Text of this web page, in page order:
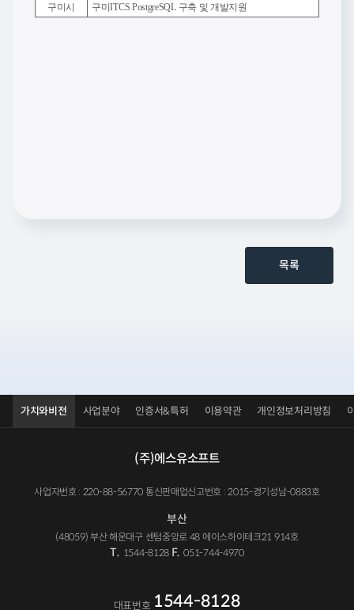
구미시 구미ITCS PostgreSQL 구축 및 개발지원
목록
가치와비전 사업분야 인증서&특허 이용약관 개인정보처리방침
(주)에스유소프트
사업자번호 : 220-88-56770 통신판매업신고번호 : 2015-경기성남-0883호
부산
(48059) 부산 해운대구 센텀중앙로 48 에이스하이테크21 914호
T. 1544-8128 F. 051-744-4970
대표번호 1544-8128